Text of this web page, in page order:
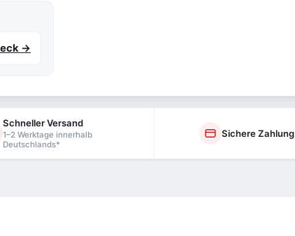
→
Schneller Versand
1–2 Werktage innerhalb
Deutschlands*
Sichere Zahlung